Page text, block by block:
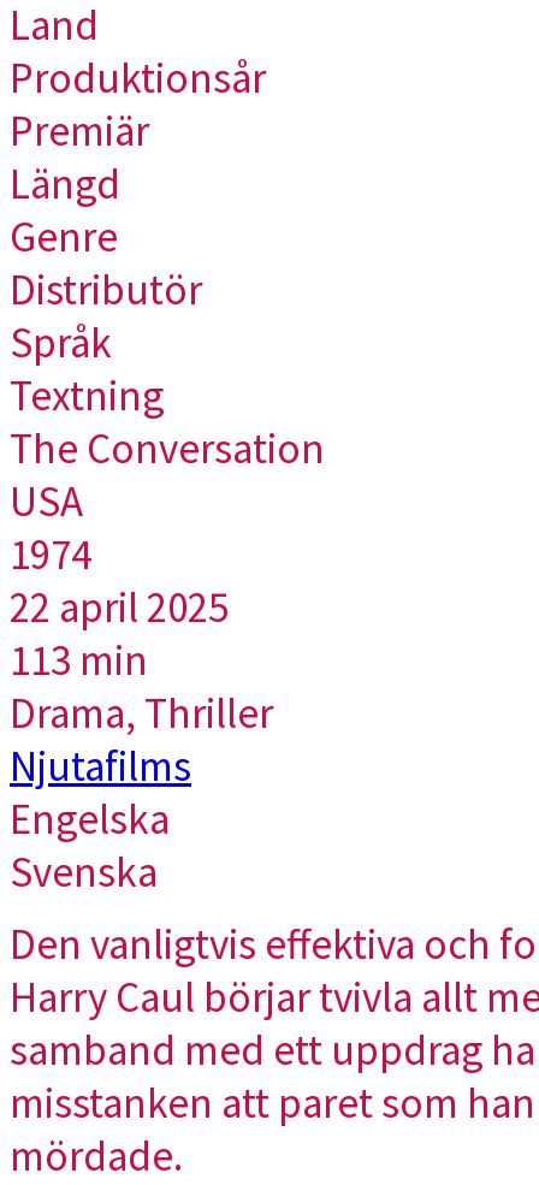
Land
Produktionsår
Premiär
Längd
Genre
Distributör
Språk
Textning
The Conversation
USA
1974
22 april 2025
113 min
Drama, Thriller
Njutafilms
Engelska
Svenska
Den vanligtvis effektiva och
Harry Caul börjar tvivla allt
samband med ett uppdrag
misstanken att paret som
mördade.